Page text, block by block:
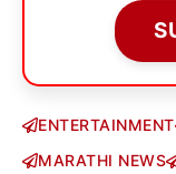
ENTERTAINMENT
MARATHI NEWS